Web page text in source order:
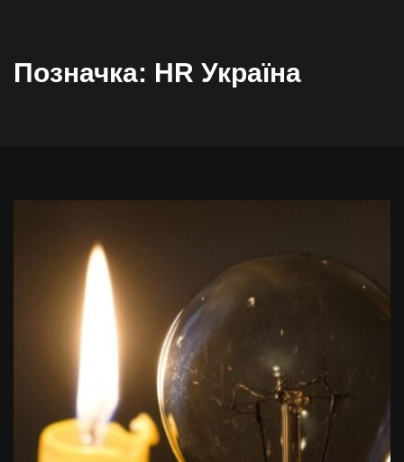
Позначка: HR Україна